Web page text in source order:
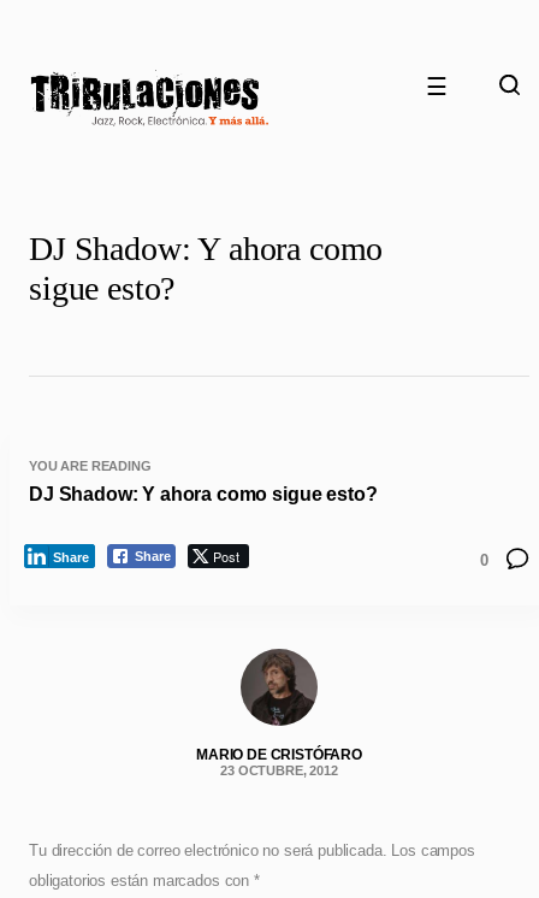
☰
DJ Shadow: Y ahora como
sigue esto?
YOU ARE READING
DJ Shadow: Y ahora como sigue esto?
Share Post
Share 0
MARIO DE CRISTÓFARO
23 OCTUBRE, 2012
Tu dirección de correo electrónico no será publicada. Los campos
obligatorios están marcados con *